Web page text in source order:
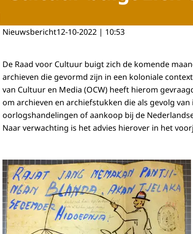
Nieuwsbericht12-10-2022 | 10:53
De Raad voor Cultuur buigt zich de komende
archieven die gevormd zijn in een koloniale
van Cultuur en Media (OCW) heeft hierom
om archieven en archiefstukken die als gevolg
oorlogshandelingen of aankoop bij de
Naar verwachting is het advies hierover in het